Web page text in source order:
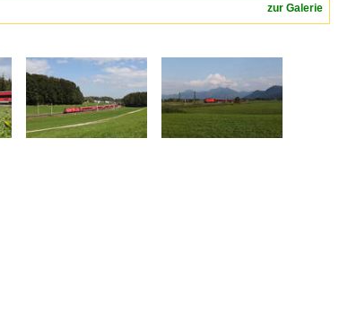
zur Galerie